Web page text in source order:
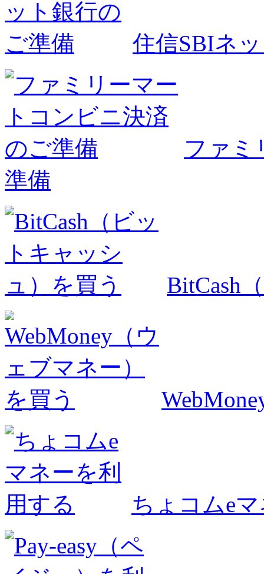
住信SBIネ
ファミ
準備
BitCash
ちょコムe